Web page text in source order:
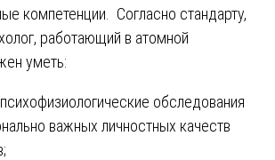
компетенции. Согласно стандарту,
работающий в атомной
уметь:
обследования
важных личностных качеств